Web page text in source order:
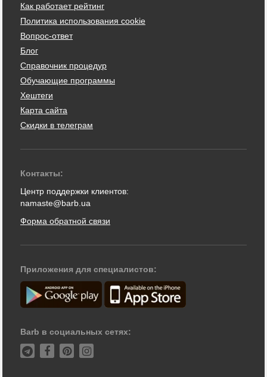
Как работает рейтинг
Политика использования cookie
Вопрос-ответ
Блог
Справочник процедур
Обучающие программы
Хештеги
Карта сайта
Скидки в телеграм
Контакты:
Центр поддержки клиентов:
namaste@barb.ua
Форма обратной связи
Приложения для специалистов:
Barb в социальных сетях: